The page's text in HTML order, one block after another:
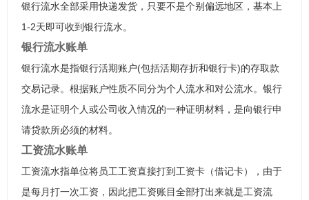
银行流水全部采用快递发货，只要不是个别偏远地区，基本上
1-2天即可收到银行流水。
银行流水账单
银行流水是指银行活期账户(包括活期存折和银行卡)的存取款
交易记录。根据账户性质不同分为个人流水和对公流水。银行
流水是证明个人或公司收入情况的一种证明材料，是向银行申
请贷款所必须的材料。
工资流水账单
工资流水指单位将员工工资直接打到工资卡（借记卡），由于
是每月打一次工资，因此把工资账目全部打出来就是工资流